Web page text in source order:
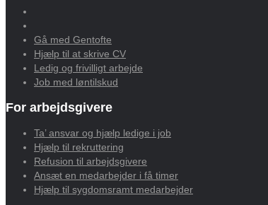
Gå med Gentofte
Hjælp til at skrive CV
Ledig og frivilligt arbejde
Job med løntilskud
For arbejdsgivere
Ta’ ansvar og hjælp ledige i job
Hjælp til rekruttering
Refusion til arbejdsgivere
Ansæt en medarbejder i få timer
Hjælp til sygdomsramt medarbejder